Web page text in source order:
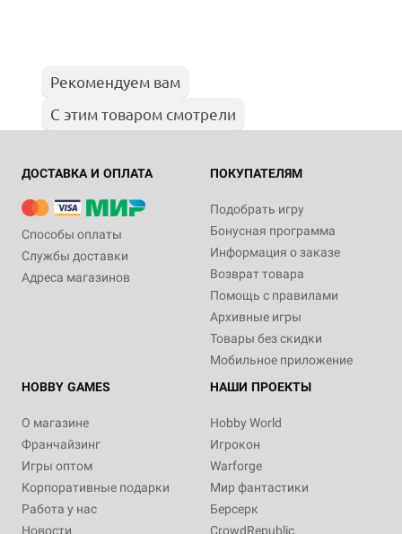
Рекомендуем вам
С этим товаром смотрели
ДОСТАВКА И ОПЛАТА
Способы оплаты
Службы доставки
Адреса магазинов
ПОКУПАТЕЛЯМ
Подобрать игру
Бонусная программа
Информация о заказе
Возврат товара
Помощь с правилами
Архивные игры
Товары без скидки
Мобильное приложение
HOBBY GAMES
О магазине
Франчайзинг
Игры оптом
Корпоративные подарки
Работа у нас
Новости
НАШИ ПРОЕКТЫ
Hobby World
Игрокон
Warforge
Мир фантастики
Берсерк
CrowdRepublic